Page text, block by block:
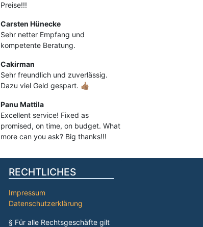
Preise!!!
Carsten Hünecke
Sehr netter Empfang und
kompetente Beratung.
Cakirman
Sehr freundlich und zuverlässig.
Dazu viel Geld gespart. 👍🏽
Panu Mattila
Excellent service! Fixed as
promised, on time, on budget. What
more can you ask? Big thanks!!!
RECHTLICHES
Impressum
Datenschutzerklärung
§ Für alle Rechtsgeschäfte gilt